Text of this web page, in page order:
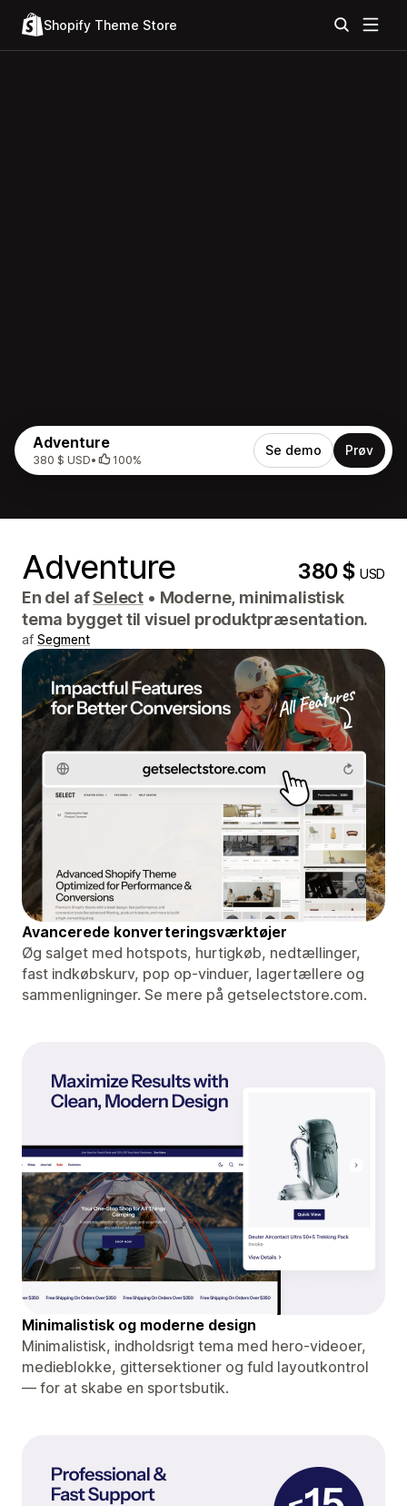
Shopify Theme Store
Adventure
380 $ USD• 100%
Se demo Prøv
Adventure 380 $USD
En del afSelect • Moderne, minimalistisk
tema bygget til visuel produktpræsentation.
af Segment
Avancerede konverteringsværktøjer
Øg salget med hotspots, hurtigkøb, nedtællinger,
fast indkøbskurv, pop op-vinduer, lagertællere og
sammenligninger. Se mere på getselectstore.com.
Minimalistisk og moderne design
Minimalistisk, indholdsrigt tema med hero-videoer,
medieblokke, gittersektioner og fuld layoutkontrol
— for at skabe en sportsbutik.